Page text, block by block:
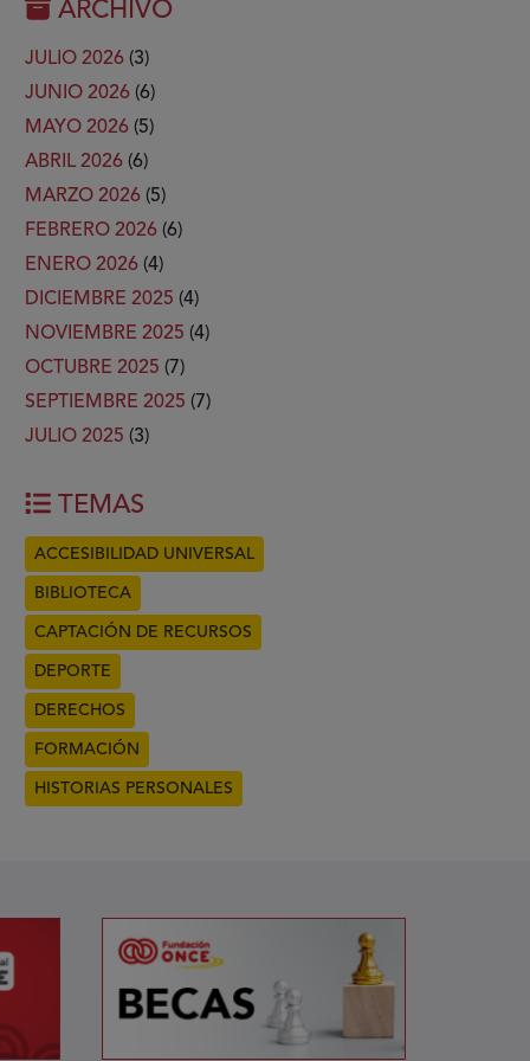
ARCHIVO
JULIO 2026 (3)
JUNIO 2026 (6)
MAYO 2026 (5)
ABRIL 2026 (6)
MARZO 2026 (5)
FEBRERO 2026 (6)
ENERO 2026 (4)
DICIEMBRE 2025 (4)
NOVIEMBRE 2025 (4)
OCTUBRE 2025 (7)
SEPTIEMBRE 2025 (7)
JULIO 2025 (3)
TEMAS
ACCESIBILIDAD UNIVERSAL
BIBLIOTECA
CAPTACIÓN DE RECURSOS
DEPORTE
DERECHOS
FORMACIÓN
HISTORIAS PERSONALES